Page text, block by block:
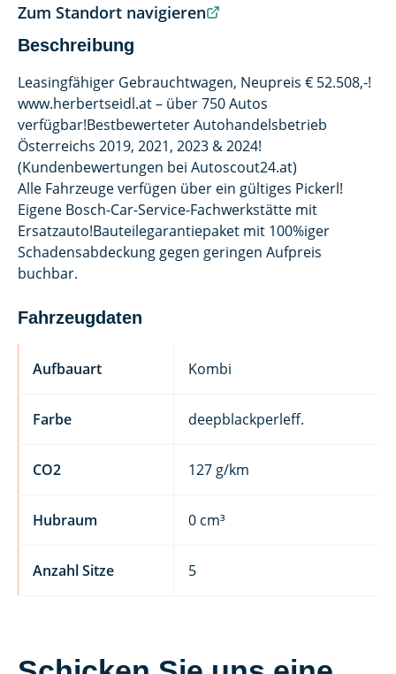
Zum Standort navigieren
Beschreibung
Leasingfähiger Gebrauchtwagen, Neupreis € 52.508,-!
www.herbertseidl.at – über 750 Autos
verfügbar!Bestbewerteter Autohandelsbetrieb
Österreichs 2019, 2021, 2023 & 2024!
(Kundenbewertungen bei Autoscout24.at)
Alle Fahrzeuge verfügen über ein gültiges Pickerl!
Eigene Bosch-Car-Service-Fachwerkstätte mit
Ersatzauto!Bauteilegarantiepaket mit 100%iger
Schadensabdeckung gegen geringen Aufpreis
buchbar.
Fahrzeugdaten
Aufbauart Kombi
Farbe deepblackperleff.
CO2 127 g/km
Hubraum 0 cm³
Anzahl Sitze 5